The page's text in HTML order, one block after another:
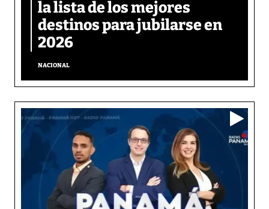
la lista de los mejores
destinos para jubilarse en
2026
NACIONAL